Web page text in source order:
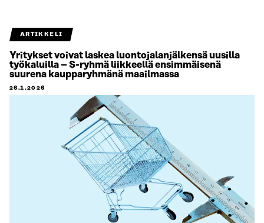
ARTIKKELI
Yritykset voivat laskea luontojalanjälkensä uusilla
työkaluilla – S-ryhmä liikkeellä ensimmäisenä
suurena kaupparyhmänä maailmassa
26.1.2026